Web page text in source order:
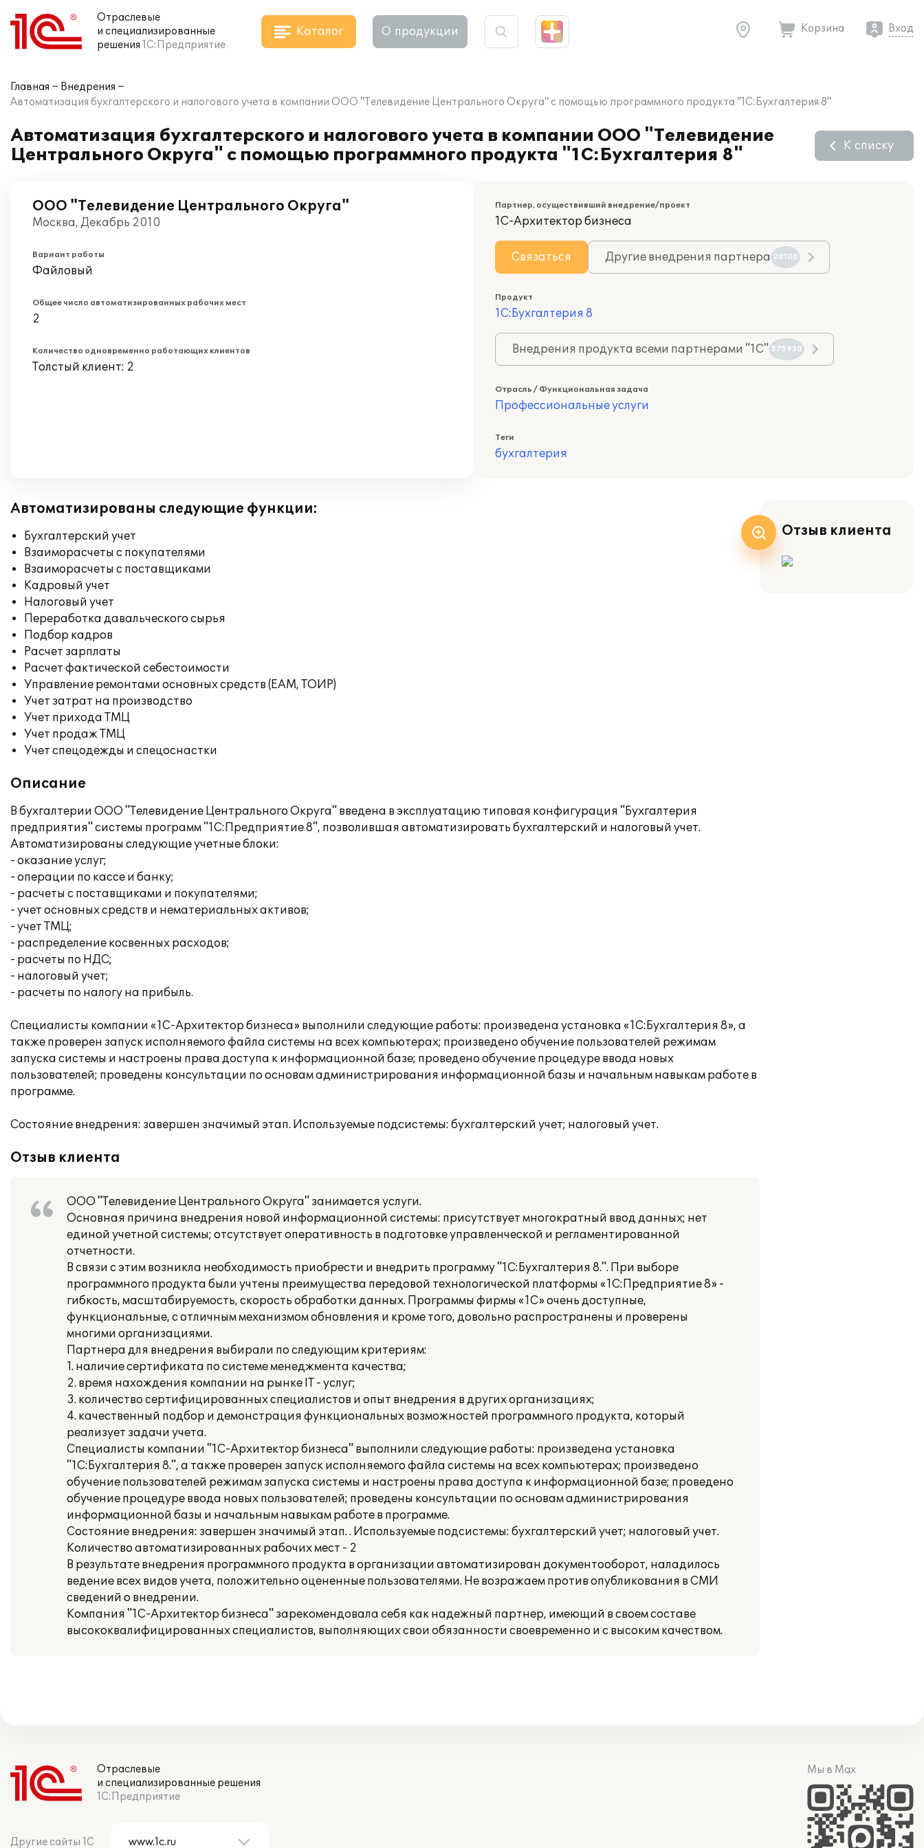
Отраслевые
и специализированные
решения 1С:Предприятие
Каталог О продукции Корзина Вход
Главная
Внедрения
Автоматизация бухгалтерского и налогового учета в компании ООО "Телевидение Центрального Округа" с помощью программного продукта "1С:Бухгалтерия 8"
Автоматизация бухгалтерского и налогового учета в компании ООО "Телевидение
Центрального Округа" с помощью программного продукта "1С:Бухгалтерия 8"
К списку
ООО "Телевидение Центрального Округа"
Москва, Декабрь 2010
Вариант работы
Файловый
Общее число автоматизированных рабочих мест
2
Количество одновременно работающих клиентов
Толстый клиент: 2
Партнер, осуществивший внедрение/проект
1С-Архитектор бизнеса
Связаться Другие внедрения партнера 20100
Продукт
1С:Бухгалтерия 8
Внедрения продукта всеми партнерами "1С" 575930
Отрасль / Функциональная задача
Профессиональные услуги
Теги
бухгалтерия
Автоматизированы следующие функции:
Бухгалтерский учет
Взаиморасчеты с покупателями
Взаиморасчеты с поставщиками
Кадровый учет
Налоговый учет
Переработка давальческого сырья
Подбор кадров
Расчет зарплаты
Расчет фактической себестоимости
Управление ремонтами основных средств (EAM, ТОИР)
Учет затрат на производство
Учет прихода ТМЦ
Учет продаж ТМЦ
Учет спецодежды и спецоснастки
Описание
В бухгалтерии ООО "Телевидение Центрального Округа" введена в эксплуатацию типовая конфигурация "Бухгалтерия
предприятия" системы программ "1С:Предприятие 8", позволившая автоматизировать бухгалтерский и налоговый учет.
Автоматизированы следующие учетные блоки:
- оказание услуг;
- операции по кассе и банку;
- расчеты с поставщиками и покупателями;
- учет основных средств и нематериальных активов;
- учет ТМЦ;
- распределение косвенных расходов;
- расчеты по НДС;
- налоговый учет;
- расчеты по налогу на прибыль.
Специалисты компании «1С-Архитектор бизнеса» выполнили следующие работы: произведена установка «1С:Бухгалтерия 8», а
также проверен запуск исполняемого файла системы на всех компьютерах; произведено обучение пользователей режимам
запуска системы и настроены права доступа к информационной базе; проведено обучение процедуре ввода новых
пользователей; проведены консультации по основам администрирования информационной базы и начальным навыкам работе в
программе.
Состояние внедрения: завершен значимый этап. Используемые подсистемы: бухгалтерский учет; налоговый учет.
Отзыв клиента
ООО "Телевидение Центрального Округа" занимается услуги.
Основная причина внедрения новой информационной системы: присутствует многократный ввод данных; нет
единой учетной системы; отсутствует оперативность в подготовке управленческой и регламентированной
отчетности.
В связи с этим возникла необходимость приобрести и внедрить программу "1С:Бухгалтерия 8.". При выборе
программного продукта были учтены преимущества передовой технологической платформы «1С:Предприятие 8» -
гибкость, масштабируемость, скорость обработки данных. Программы фирмы «1С» очень доступные,
функциональные, с отличным механизмом обновления и кроме того, довольно распространены и проверены
многими организациями.
Партнера для внедрения выбирали по следующим критериям:
1. наличие сертификата по системе менеджмента качества;
2. время нахождения компании на рынке IT - услуг;
3. количество сертифицированных специалистов и опыт внедрения в других организациях;
4. качественный подбор и демонстрация функциональных возможностей программного продукта, который
реализует задачи учета.
Специалисты компании "1С-Архитектор бизнеса" выполнили следующие работы: произведена установка
"1С:Бухгалтерия 8.", а также проверен запуск исполняемого файла системы на всех компьютерах; произведено
обучение пользователей режимам запуска системы и настроены права доступа к информационной базе; проведено
обучение процедуре ввода новых пользователей; проведены консультации по основам администрирования
информационной базы и начальным навыкам работе в программе.
Состояние внедрения: завершен значимый этап. . Используемые подсистемы: бухгалтерский учет; налоговый учет.
Количество автоматизированных рабочих мест - 2
В результате внедрения программного продукта в организации автоматизирован документооборот, наладилось
ведение всех видов учета, положительно оцененные пользователями. Не возражаем против опубликования в СМИ
сведений о внедрении.
Компания "1С-Архитектор бизнеса" зарекомендовала себя как надежный партнер, имеющий в своем составе
высококвалифицированных специалистов, выполняющих свои обязанности своевременно и с высоким качеством.
Отзыв клиента
Отраслевые
и специализированные решения
1С:Предприятие
Другие сайты 1С
Мы в Max